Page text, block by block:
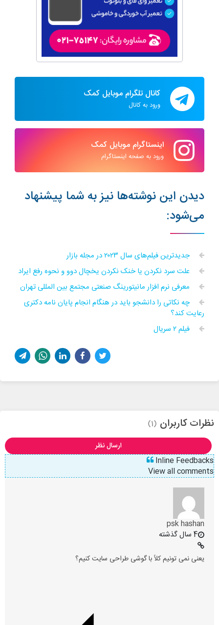
کانال تلگرام موبایل کمک
ورود به کانال
اینستاگرام موبایل کمک
ورود به صفحه اینستاگرام
دیدن این نوشته‌ها نیز به شما پیشنهاد
می‌شود:
جدیدترین فیلم‌های سال ۲۰۲۳ در مجله بازار
علت سرد نکردن یا خنک نکردن یخچال دوو و نحوه رفع ایراد
معرفی نرم افزار مانیتورینگ صنعتی مجتمع بین المللی تهران
چه نکاتی را دانشجو باید در هنگام انجام پایان نامه دکتری
رعایت کند؟
فیلم ۲ سریال
نظرات کاربران (1)
ارسال نظر
Inline Feedbacks
View all comments
psk hashan
4 سال گذشته
یعنی نمی تونیم کلاً با گوشی طراحی سایت کنیم؟